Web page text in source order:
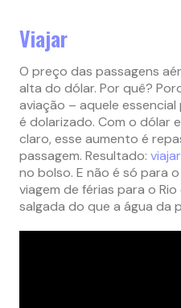
Viajar
O preço das passagens
alta do dólar. Por quê?
aviação – aquele
é dolarizado. Com o dólar
claro, esse aumento é
passagem. Resultado: viajar
no bolso. E não é só para
viagem de férias para o
salgada do que a água da